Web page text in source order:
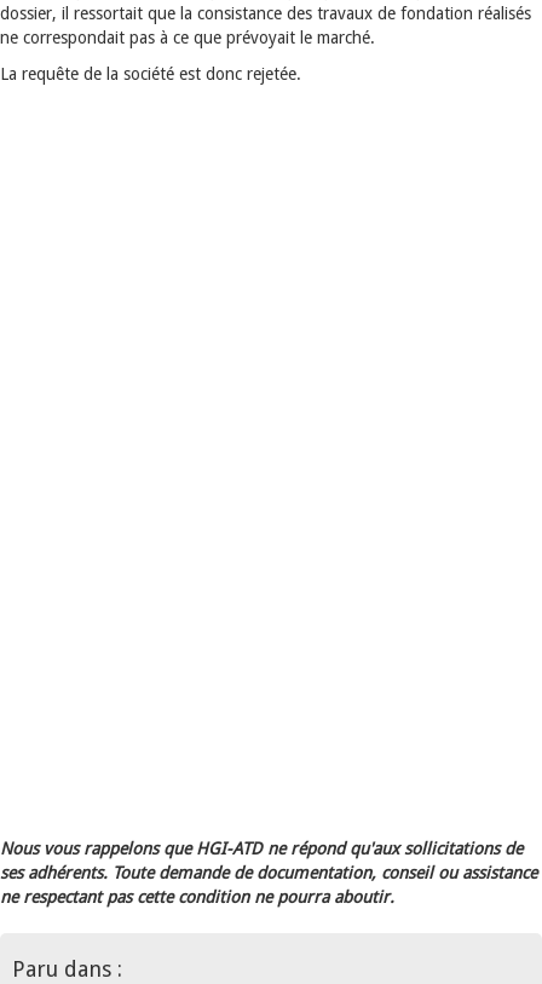
dossier, il ressortait que la consistance des travaux de fondation réalisés
ne correspondait pas à ce que prévoyait le marché.
La requête de la société est donc rejetée.
Nous vous rappelons que HGI-ATD ne répond qu'aux sollicitations de
ses adhérents. Toute demande de documentation, conseil ou assistance
ne respectant pas cette condition ne pourra aboutir.
Paru dans :